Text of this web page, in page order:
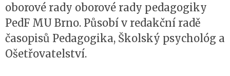
oborové rady oborové rady pedagogiky
PedF MU Brno. Působí v redakční radě
časopisů Pedagogika, Školský psychológ a
Ošetřovatelství.